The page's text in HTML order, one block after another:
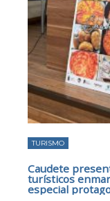
TURISMO
Caudete
turísticos
especial